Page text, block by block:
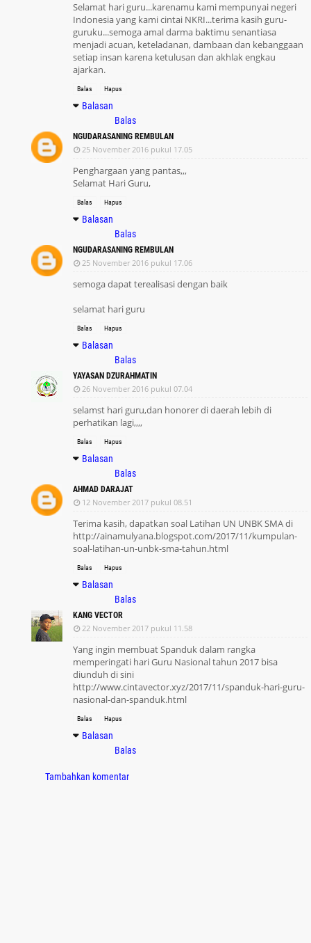
Selamat hari guru...karenamu kami mempunyai negeri
Indonesia yang kami cintai NKRI...terima kasih guru-
guruku...semoga amal darma baktimu senantiasa
menjadi acuan, keteladanan, dambaan dan kebanggaan
setiap insan karena ketulusan dan akhlak engkau
ajarkan.
Balas Hapus
Balasan
Balas
NGUDARASANING REMBULAN
25 November 2016 pukul 17.05
Penghargaan yang pantas,,,
Selamat Hari Guru,
Balas Hapus
Balasan
Balas
NGUDARASANING REMBULAN
25 November 2016 pukul 17.06
semoga dapat terealisasi dengan baik
selamat hari guru
Balas Hapus
Balasan
Balas
YAYASAN DZURAHMATIN
26 November 2016 pukul 07.04
selamst hari guru,dan honorer di daerah lebih di
perhatikan lagi,,,,
Balas Hapus
Balasan
Balas
AHMAD DARAJAT
12 November 2017 pukul 08.51
Terima kasih, dapatkan soal Latihan UN UNBK SMA di
http://ainamulyana.blogspot.com/2017/11/kumpulan-
soal-latihan-un-unbk-sma-tahun.html
Balas Hapus
Balasan
Balas
KANG VECTOR
22 November 2017 pukul 11.58
Yang ingin membuat Spanduk dalam rangka
memperingati hari Guru Nasional tahun 2017 bisa
diunduh di sini
http://www.cintavector.xyz/2017/11/spanduk-hari-guru-
nasional-dan-spanduk.html
Balas Hapus
Balasan
Balas
Tambahkan komentar